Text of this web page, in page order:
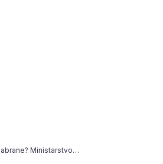
Zašto domovi za starije rade nakon zabrane? Ministarstvo: Žale se na rješenje inspektora!